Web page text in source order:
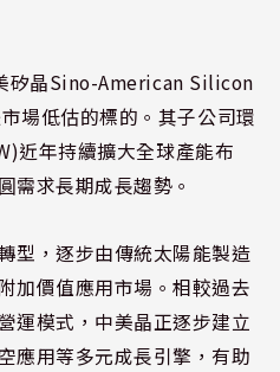
矽晶Sino-American Silicon
場低估的標的。其子公司環
近年持續擴大全球產能布
需求長期成長趨勢。
型，逐步由傳統太陽能製造
加價值應用市場。相較過去
運模式，中美晶正逐步建立
應用等多元成長引擎，有助